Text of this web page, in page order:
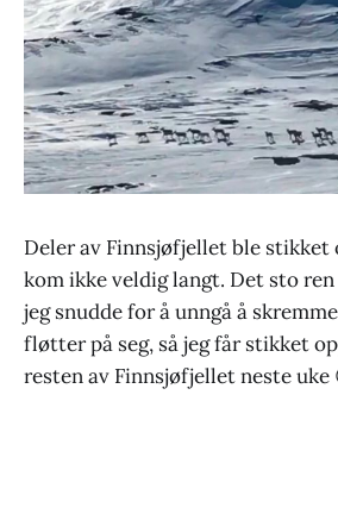
Deler av Finnsjøfjellet ble stikket
kom ikke veldig langt. Det sto
jeg snudde for å unngå å
fløtter på seg, så jeg får stikket
resten av Finnsjøfjellet neste uke